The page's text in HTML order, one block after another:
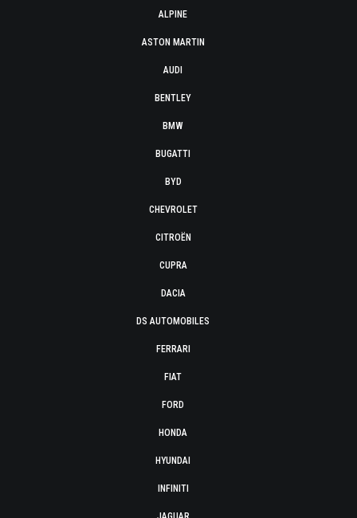
ALPINE
ASTON MARTIN
AUDI
BENTLEY
BMW
BUGATTI
BYD
CHEVROLET
CITROËN
CUPRA
DACIA
DS AUTOMOBILES
FERRARI
FIAT
FORD
HONDA
HYUNDAI
INFINITI